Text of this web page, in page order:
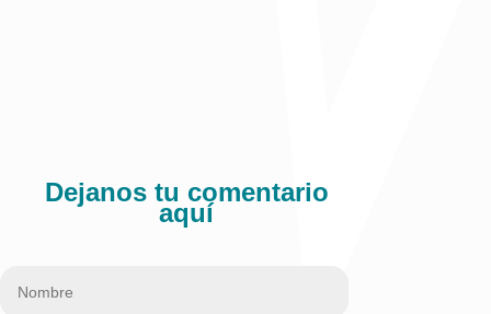
Dejanos tu comentario
aquí